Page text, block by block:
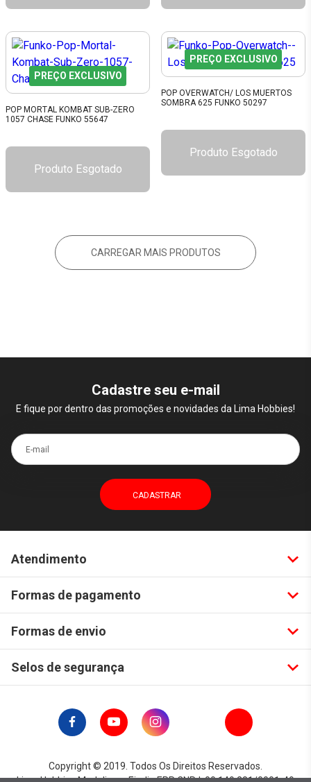
PREÇO EXCLUSIVO
POP MORTAL KOMBAT SUB-ZERO
1057 CHASE FUNKO 55647
Produto Esgotado
PREÇO EXCLUSIVO
POP OVERWATCH/ LOS MUERTOS
SOMBRA 625 FUNKO 50297
Produto Esgotado
CARREGAR MAIS PRODUTOS
Cadastre seu e-mail
E fique por dentro das promoções e novidades da Lima Hobbies!
E-mail
Atendimento
Formas de pagamento
Formas de envio
Selos de segurança
Copyright © 2019. Todos Os Direitos Reservados.